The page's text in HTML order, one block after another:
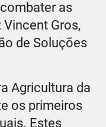
as
Gros,
de Soluções
Agricultura da
os primeiros
Estes